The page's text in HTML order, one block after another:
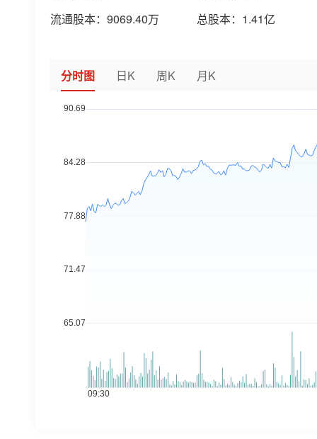
流通股本： 9069.40万 总股本： 1.41亿
分时图 日K 周K 月K